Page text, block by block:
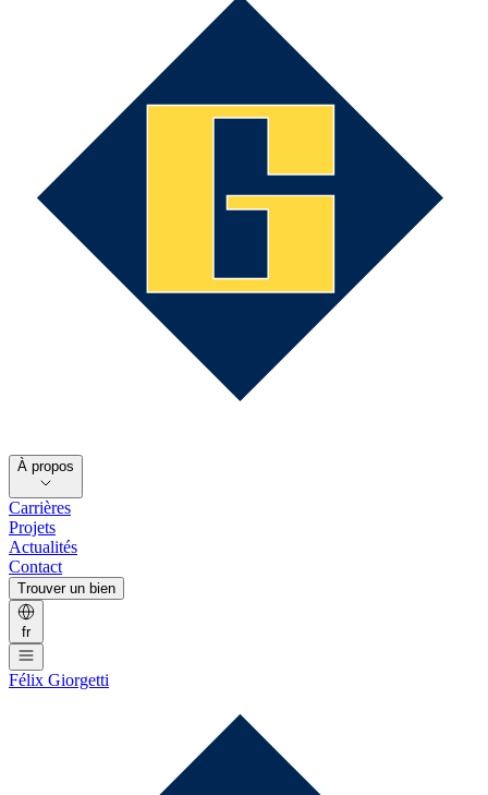
À propos
Carrières
Projets
Actualités
Contact
Trouver un bien
fr
Félix Giorgetti